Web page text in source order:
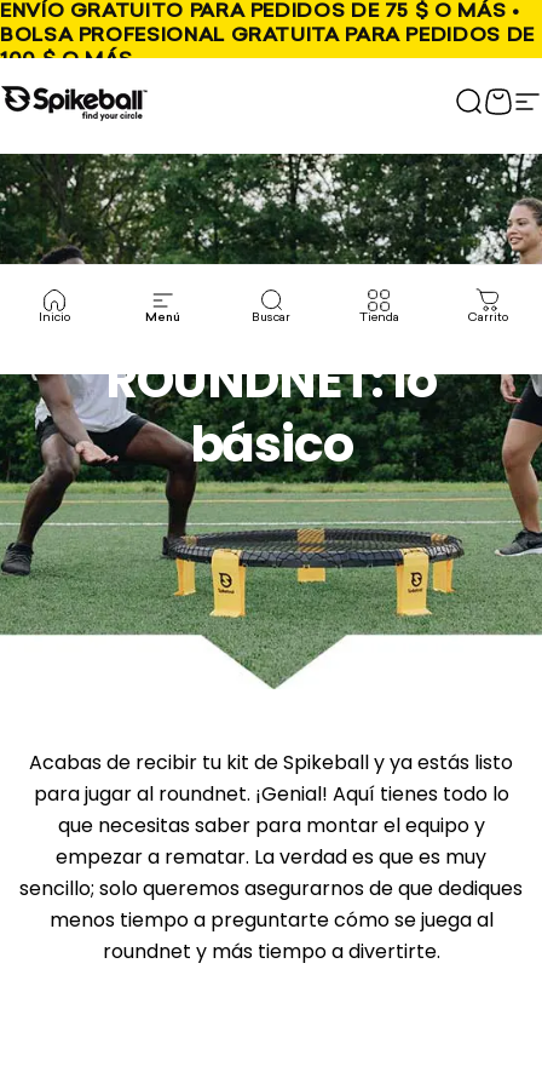
Ir al contenido
ENVÍO GRATUITO PARA PEDIDOS DE 75 $ O MÁS •
BOLSA PROFESIONAL GRATUITA PARA PEDIDOS DE
100 $ O MÁS
Tienda Spikeball Buscar
Inicio Menú Buscar Tienda Carrito
ROUNDNET: lo
básico
Acabas de recibir tu kit de Spikeball y ya estás listo
para jugar al roundnet. ¡Genial! Aquí tienes todo lo
que necesitas saber para montar el equipo y
empezar a rematar. La verdad es que es muy
sencillo; solo queremos asegurarnos de que dediques
menos tiempo a preguntarte cómo se juega al
roundnet y más tiempo a divertirte.